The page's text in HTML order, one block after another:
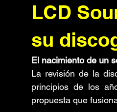
Noticias
Tecnología De ida y vuelta
LCD
su
El nacimiento de un
La revisión de la
principios de los
propuesta que